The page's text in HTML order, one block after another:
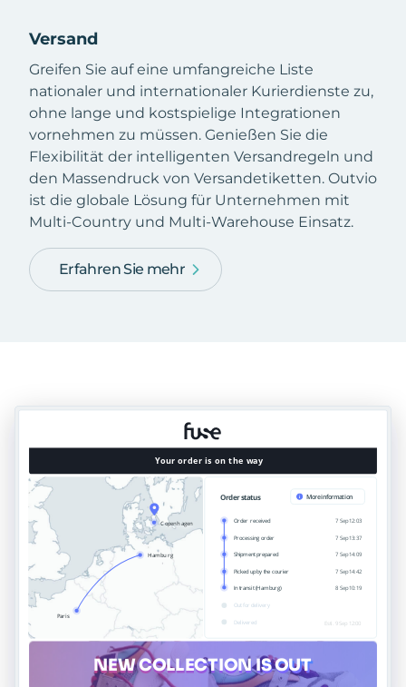
Versand
Greifen Sie auf eine umfangreiche Liste
nationaler und internationaler Kurierdienste zu,
ohne lange und kostspielige Integrationen
vornehmen zu müssen. Genießen Sie die
Flexibilität der intelligenten Versandregeln und
den Massendruck von Versandetiketten. Outvio
ist die globale Lösung für Unternehmen mit
Multi-Country und Multi-Warehouse Einsatz.
Erfahren Sie mehr